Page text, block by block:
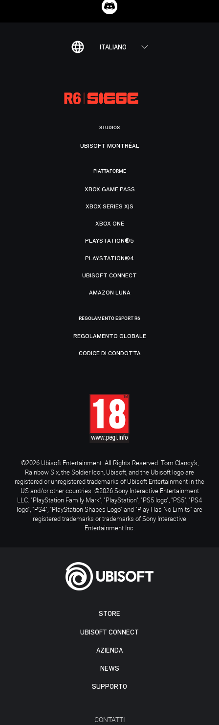
ITALIANO
STORE
UBISOFT CONNECT
AZIENDA
NEWS
SUPPORTO
CONTATTI
STUDIOS
UBISOFT MONTRÉAL
PIATTAFORME
XBOX GAME PASS
XBOX SERIES X|S
XBOX ONE
PLAYSTATION®5
PLAYSTATION®4
UBISOFT CONNECT
AMAZON LUNA
REGOLAMENTO ESPORT R6
REGOLAMENTO GLOBALE
CODICE DI CONDOTTA
©2026 Ubisoft Entertainment. All Rights Reserved. Tom Clancy’s,
Rainbow Six, the Soldier Icon, Ubisoft, and the Ubisoft logo are
registered or unregistered trademarks of Ubisoft Entertainment in the
US and/or other countries. ©2026 Sony Interactive Entertainment
LLC. "PlayStation Family Mark", "PlayStation", "PS5 logo", "PS5", "PS4
logo", "PS4", "PlayStation Shapes Logo" and "Play Has No Limits" are
registered trademarks or trademarks of Sony Interactive
Entertainment Inc.